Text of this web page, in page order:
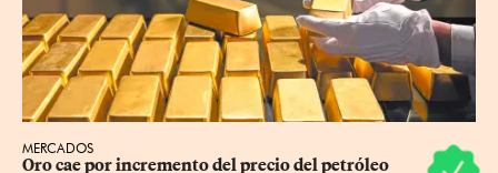
MERCADOS
Oro cae por incremento del precio del petróleo